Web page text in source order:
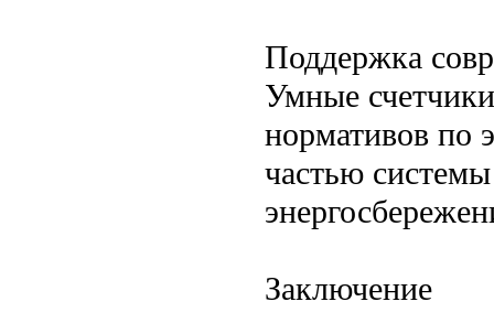
Поддержка
Умные
нормативов по
частью
Заключение